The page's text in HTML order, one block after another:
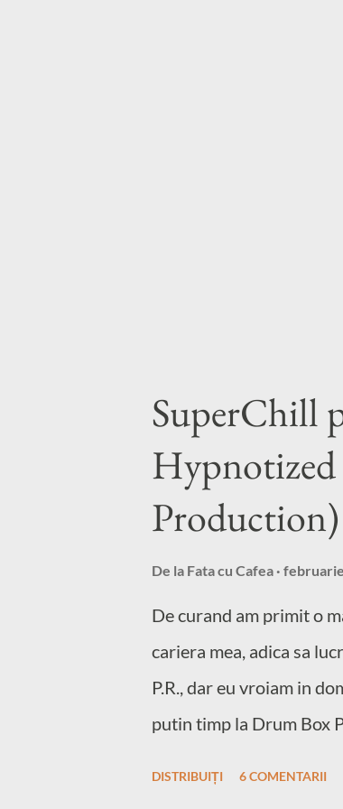
SuperChill
Hypnotized
Production)
De la Fata cu Cafea
De curand am primit o
cariera mea, adica sa
P.R., dar eu vroiam in
putin timp la Drum Box
DISTRIBUIȚI 6 COMENTARII